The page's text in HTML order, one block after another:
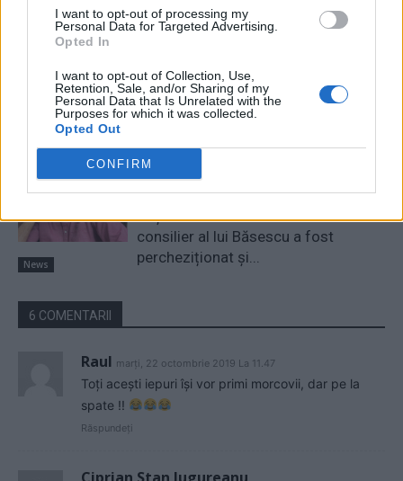
I want to opt-out of processing my
Personal Data for Targeted Advertising.
Opted In
I want to opt-out of Collection, Use,
Retention, Sale, and/or Sharing of my
Personal Data that Is Unrelated with the
Purposes for which it was collected.
Opted Out
CONFIRM
Sabotaj grav al PNRR, de către
pierdem 5 miliarde de euro și nu
câștigăm niciun kilowatt! Explicațiile
convingătoare ale ministrului
News
A doua operațiune obscenă a
DIICOT în această vară, după ”cazul
Pașca – Dumbrava”. Un fost
consilier al lui Băsescu a fost
percheziționat și...
6 COMENTARII
Raul marți, 22 octombrie 2019 La 11.47
Toți acești iepuri își vor primi morcovii, dar pe la
spate !!
Răspundeți